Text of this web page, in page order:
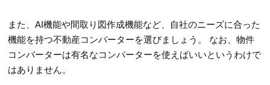
また、AI機能や間取り図作成機能など、自社のニーズに合った
機能を持つ不動産コンバーターを選びましょう。 なお、物件
コンバーターは有名なコンバーターを使えばいいというわけで
はありません。